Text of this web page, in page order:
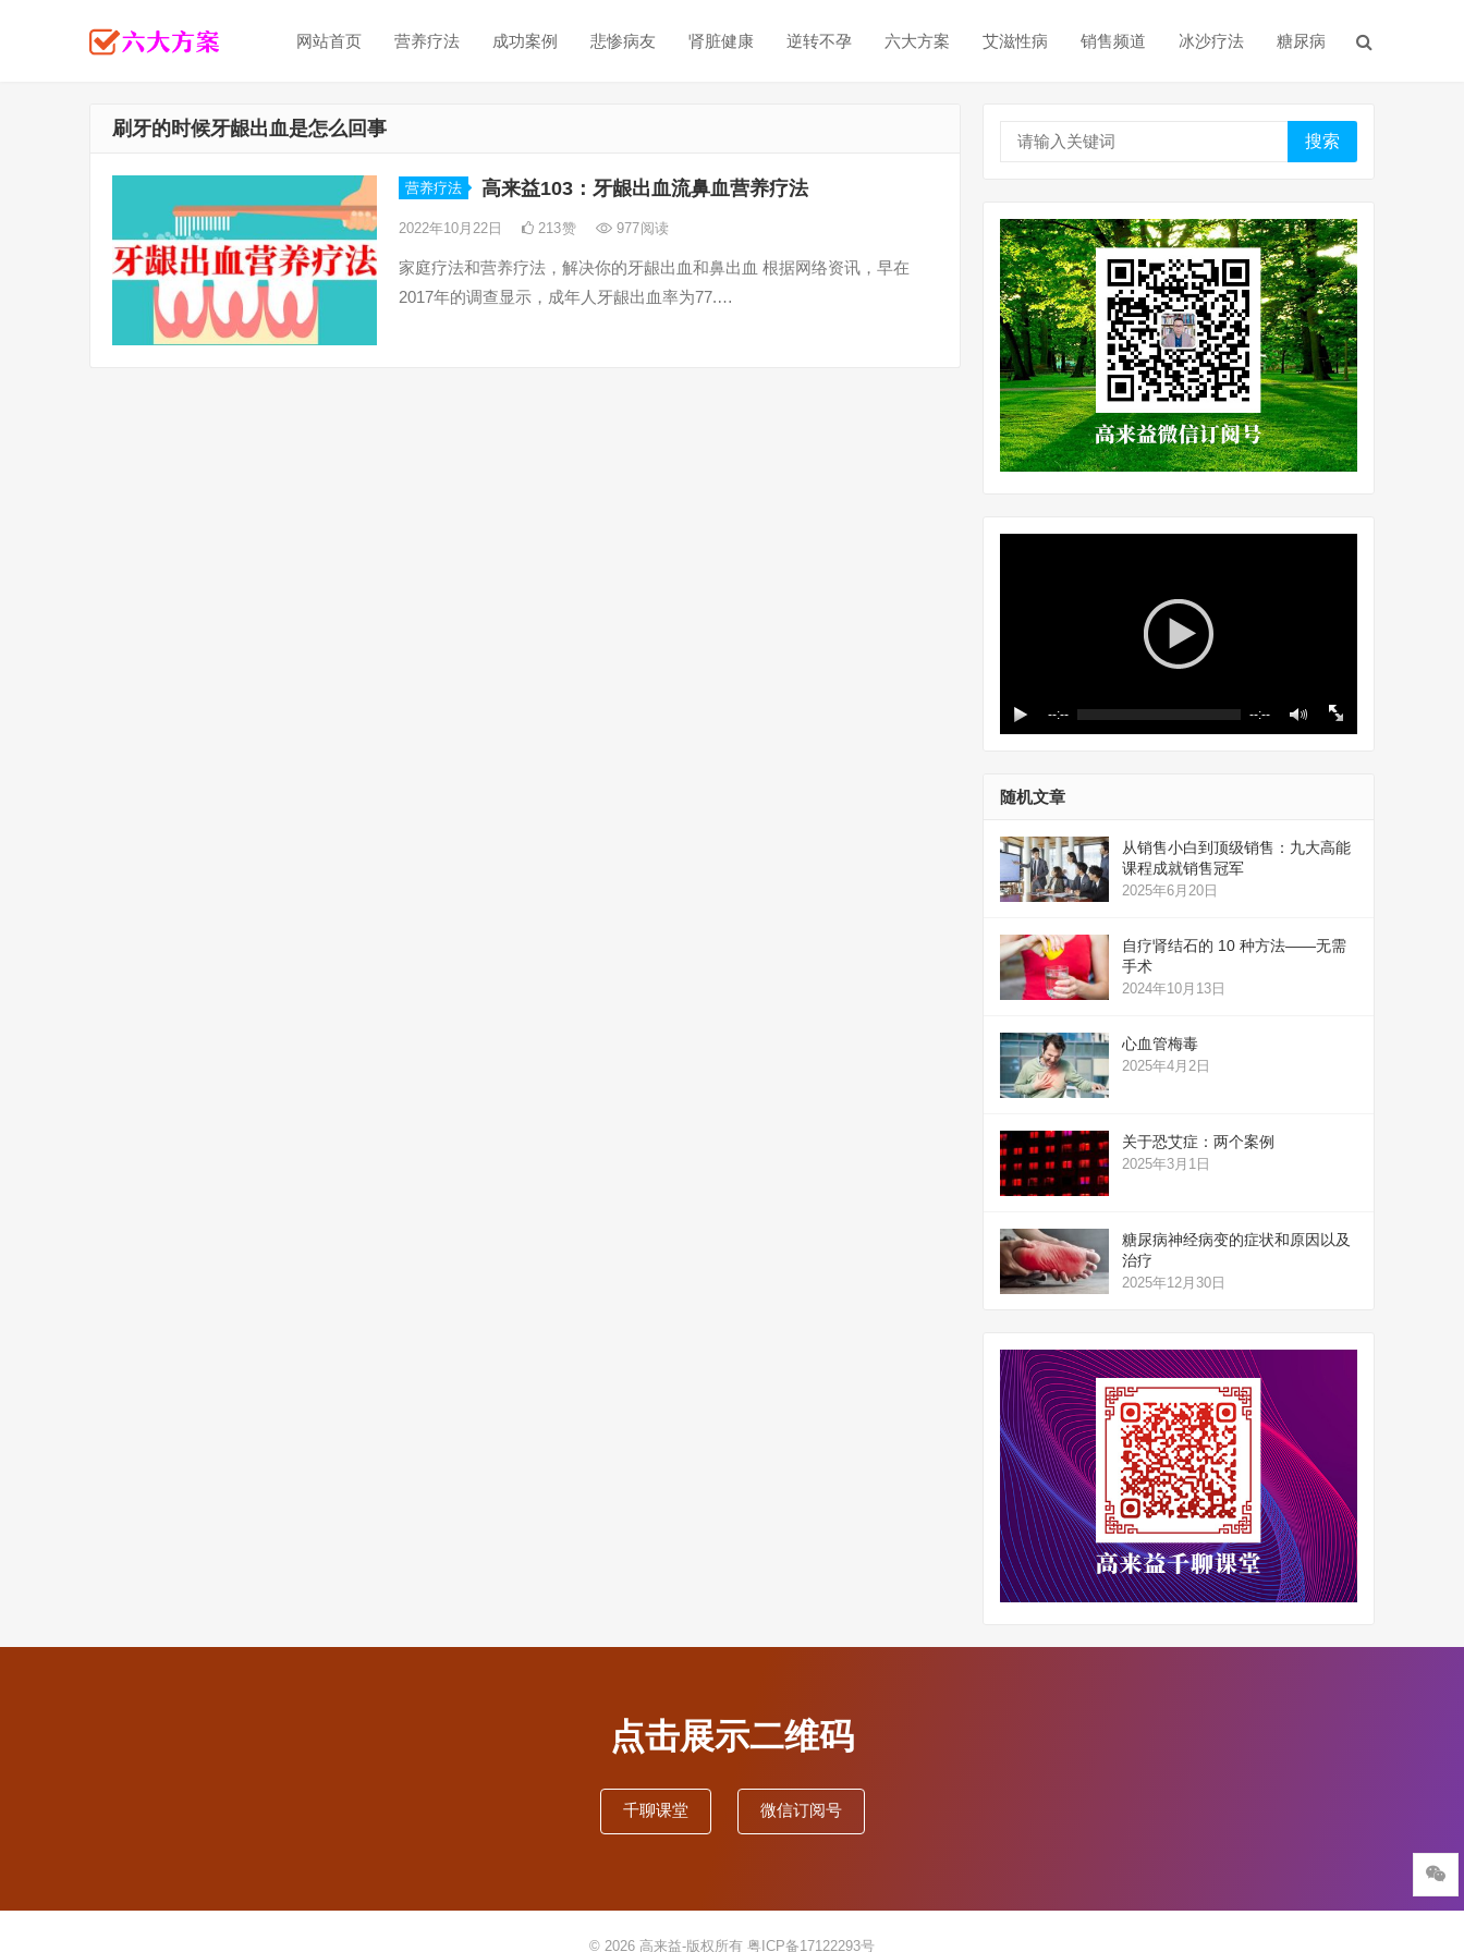
网站首页 营养疗法 成功案例 悲惨病友 肾脏健康 逆转不孕 六大方案 艾滋性病 销售频道 冰沙疗法 糖尿病
刷牙的时候牙龈出血是怎么回事
营养疗法 高来益103：牙龈出血流鼻血营养疗法
2022年10月22日 213赞 977阅读
家庭疗法和营养疗法，解决你的牙龈出血和鼻出血 根据网络资讯，早在
2017年的调查显示，成年人牙龈出血率为77.…
搜索
--:-- --:--
随机文章
从销售小白到顶级销售：九大高能
课程成就销售冠军
2025年6月20日
自疗肾结石的 10 种方法——无需
手术
2024年10月13日
心血管梅毒
2025年4月2日
关于恐艾症：两个案例
2025年3月1日
糖尿病神经病变的症状和原因以及
治疗
2025年12月30日
点击展示二维码
千聊课堂 微信订阅号
© 2026 高来益-版权所有 粤ICP备17122293号